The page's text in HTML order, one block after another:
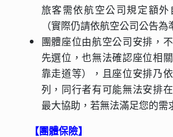
旅客需依航空公司規定額外
（實際仍請依航空公司公告為
團體座位由航空公司安排，
先選位，也無法確認座位相
靠走道等），且座位安排乃
列，同行者有可能無法安排
最大協助，若無法滿足您的需
【團體保險】